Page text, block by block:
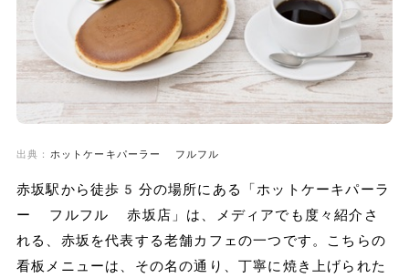
出典： ホットケーキパーラー フルフル
赤坂駅から徒歩5分の場所にある「ホットケーキパーラ
ー フルフル 赤坂店」は、メディアでも度々紹介さ
れる、赤坂を代表する老舗カフェの一つです。こちらの
看板メニューは、その名の通り、丁寧に焼き上げられた